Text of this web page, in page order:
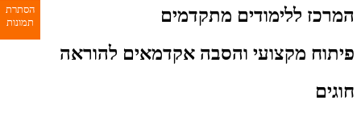
המרכז ללימודים מתקדמים
פיתוח מקצועי והסבה אקדמאים להוראה
חוגים
הסתרת
תמונות